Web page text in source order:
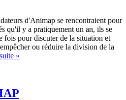
d'Animap se rencontraient pour
qu'il y a pratiquement un an, ils se
fois pour discuter de la situation et
ou réduire la division de la
»